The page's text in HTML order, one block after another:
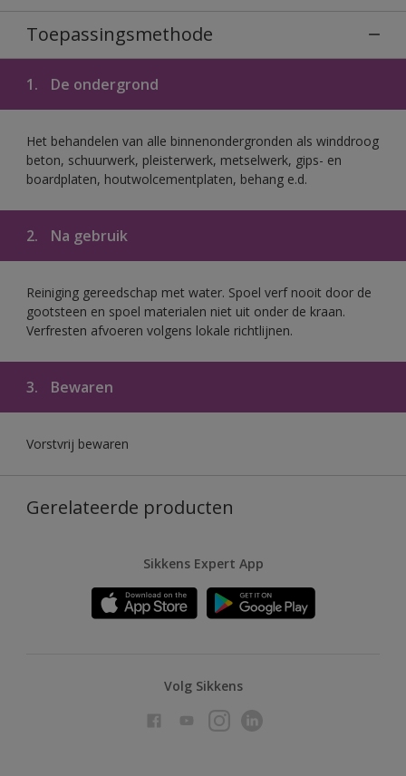
Toepassingsmethode
1. De ondergrond
Het behandelen van alle binnenondergronden als winddroog
beton, schuurwerk, pleisterwerk, metselwerk, gips- en
boardplaten, houtwolcementplaten, behang e.d.
2. Na gebruik
Reiniging gereedschap met water. Spoel verf nooit door de
gootsteen en spoel materialen niet uit onder de kraan.
Verfresten afvoeren volgens lokale richtlijnen.
3. Bewaren
Vorstvrij bewaren
Gerelateerde producten
Sikkens Expert App
Volg Sikkens